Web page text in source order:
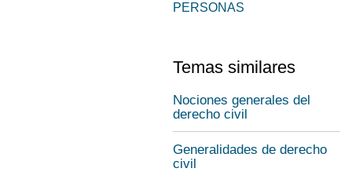
PERSONAS
Temas similares
Nociones generales del
derecho civil
Generalidades de derecho
civil